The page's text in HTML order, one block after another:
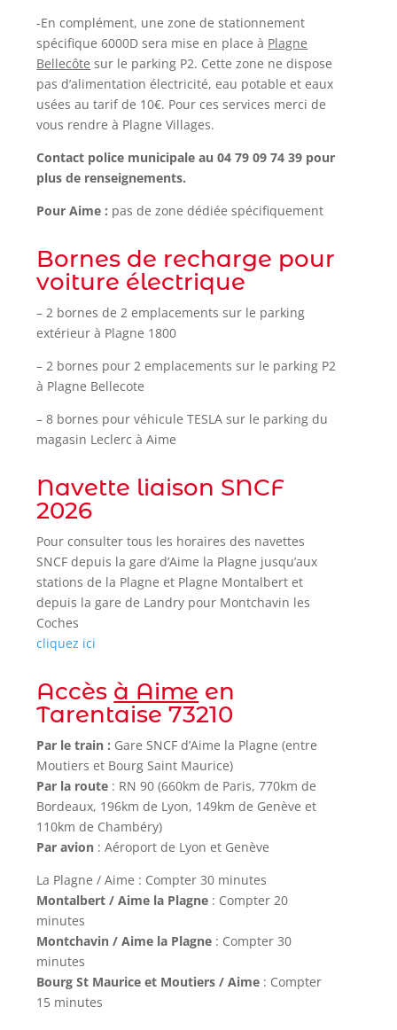
-En complément, une zone de stationnement
spécifique 6000D sera mise en place à Plagne
Bellecôte sur le parking P2. Cette zone ne dispose
pas d’alimentation électricité, eau potable et eaux
usées au tarif de 10€. Pour ces services merci de
vous rendre à Plagne Villages.
Contact police municipale au 04 79 09 74 39 pour
plus de renseignements.
Pour Aime : pas de zone dédiée spécifiquement
Bornes de recharge pour
voiture électrique
– 2 bornes de 2 emplacements sur le parking
extérieur à Plagne 1800
– 2 bornes pour 2 emplacements sur le parking P2
à Plagne Bellecote
– 8 bornes pour véhicule TESLA sur le parking du
magasin Leclerc à Aime
Navette liaison SNCF
2026
Pour consulter tous les horaires des navettes
SNCF depuis la gare d’Aime la Plagne jusqu’aux
stations de la Plagne et Plagne Montalbert et
depuis la gare de Landry pour Montchavin les
Coches
cliquez ici
Accès à Aime en
Tarentaise 73210
Par le train : Gare SNCF d’Aime la Plagne (entre
Moutiers et Bourg Saint Maurice)
Par la route : RN 90 (660km de Paris, 770km de
Bordeaux, 196km de Lyon, 149km de Genève et
110km de Chambéry)
Par avion : Aéroport de Lyon et Genève
La Plagne / Aime : Compter 30 minutes
Montalbert / Aime la Plagne : Compter 20
minutes
Montchavin / Aime la Plagne : Compter 30
minutes
Bourg St Maurice et Moutiers / Aime : Compter
15 minutes